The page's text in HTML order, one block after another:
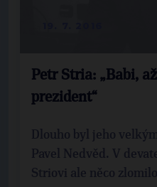
Petr Stria: „Babi,
prezident“
Dlouho byl jeho
Pavel Nedvěd. V
Striovi ale něco